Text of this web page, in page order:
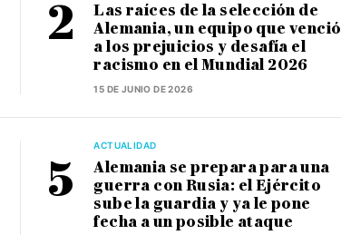
Las raíces de la selección de
Alemania, un equipo que venció
a los prejuicios y desafía el
racismo en el Mundial 2026
15 DE JUNIO DE 2026
ACTUALIDAD
Alemania se prepara para una
guerra con Rusia: el Ejército
sube la guardia y ya le pone
fecha a un posible ataque